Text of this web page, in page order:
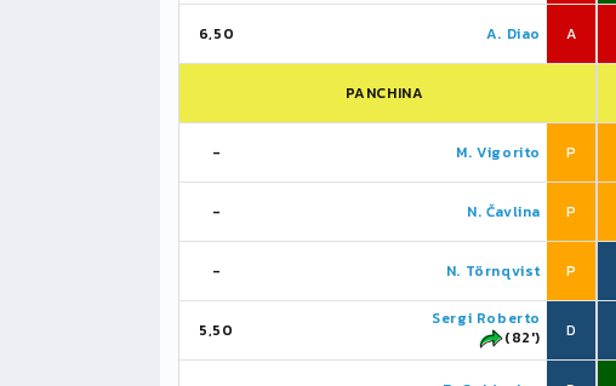
6,50 A. Diao A
PANCHINA
- M. Vigorito P
- N. Čavlina P
- N. Törnqvist P
5,50
Sergi Roberto
(82')
D